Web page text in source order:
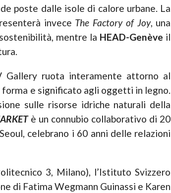
poste dalle isole di calore urbane. La
invece The Factory of Joy, una
mentre la HEAD-Genève il
Gallery ruota interamente attorno al
e significato agli oggetti in legno.
sulle risorse idriche naturali della
è un connubio collaborativo di 20
celebrano i 60 anni delle relazioni
3, Milano), l’Istituto Svizzero
di Fatima Wegmann Guinassi e Karen